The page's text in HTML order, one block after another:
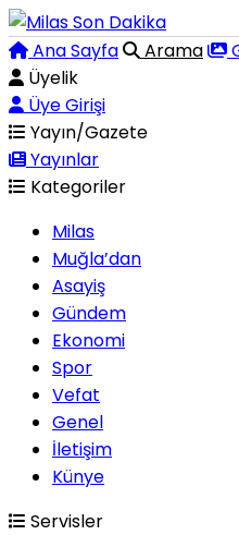
Ana Sayfa Arama
Üyelik
Üye Girişi
Yayın/Gazete
Yayınlar
Kategoriler
Milas
Muğla’dan
Asayiş
Gündem
Ekonomi
Spor
Vefat
Genel
İletişim
Künye
Servisler